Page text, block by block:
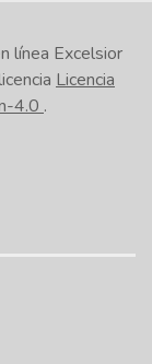
línea Excelsior
Licencia
4.0 .